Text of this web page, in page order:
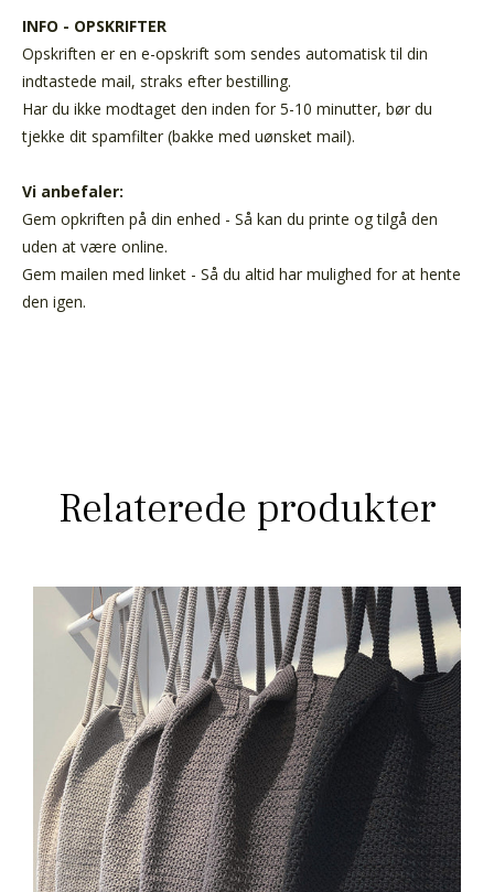
INFO - OPSKRIFTER
Opskriften er en e-opskrift som sendes automatisk til din
indtastede mail, straks efter bestilling.
Har du ikke modtaget den inden for 5-10 minutter, bør du
tjekke dit spamfilter (bakke med uønsket mail).
Vi anbefaler:
Gem opkriften på din enhed - Så kan du printe og tilgå den
uden at være online.
Gem mailen med linket - Så du altid har mulighed for at hente
den igen.
Relaterede produkter